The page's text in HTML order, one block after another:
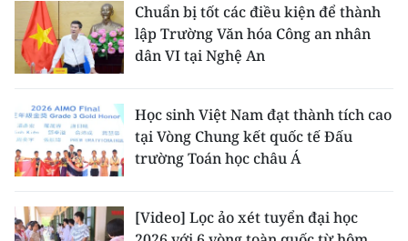
Chuẩn bị tốt các điều kiện để thành
lập Trường Văn hóa Công an nhân
dân VI tại Nghệ An
Học sinh Việt Nam đạt thành tích cao
tại Vòng Chung kết quốc tế Đấu
trường Toán học châu Á
[Video] Lọc ảo xét tuyển đại học